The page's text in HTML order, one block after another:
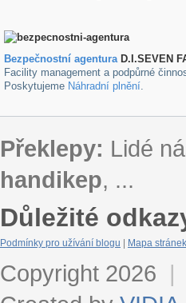
Bezpečnostní agenturaD.I.SEVEN
Facility management a podpůrné
Poskytujeme Náhradní plnění.
Překlepy: Lidé
handikep, ...
Důležité
Podmínky pro užívání blogu Mapa stránek
Copyright 2026 |